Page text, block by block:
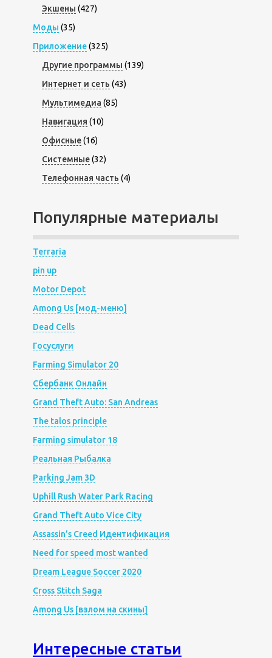
Экшены (427)
Моды (35)
Приложение(325)
Другие программы (139)
Интернет и сеть (43)
Мультимедиа (85)
Навигация (10)
Офисные(16)
Системные(32)
Телефонная часть (4)
Популярные материалы
Terraria
pin up
Motor Depot
Among Us [мод-меню]
Dead Cells
Госуслуги
Farming Simulator 20
Сбербанк Онлайн
Grand Theft Auto: San Andreas
The talos principle
Farming simulator 18
Реальная Рыбалка
Parking Jam 3D
Uphill Rush Water Park Racing
Grand Theft Auto Vice City
Assassin’s Creed Идентификация
Need for speed most wanted
Dream League Soccer 2020
Cross Stitch Saga
Among Us [взлом на скины]
Интересные статьи